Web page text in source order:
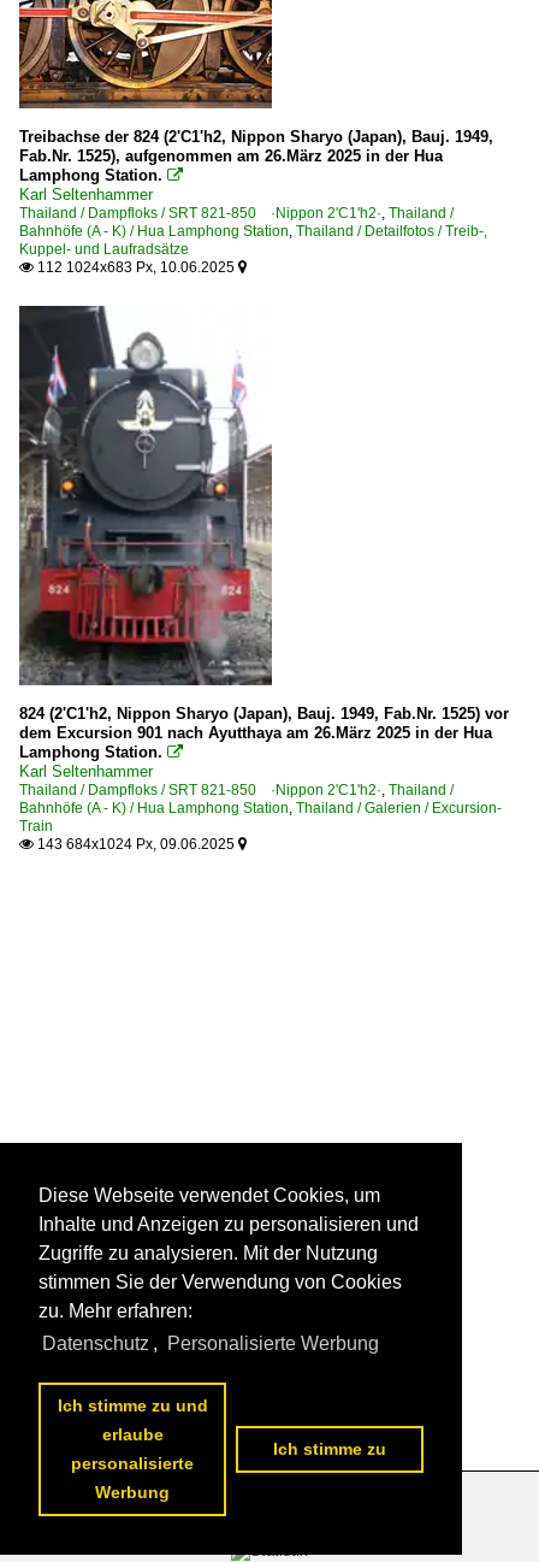
Treibachse der 824 (2'C1'h2, Nippon Sharyo (Japan), Bauj. 1949,
Fab.Nr. 1525), aufgenommen am 26.März 2025 in der Hua
Lamphong Station. 
Karl Seltenhammer
Thailand / Dampfloks / SRT 821-850 ·Nippon 2'C1'h2·, Thailand /
Bahnhöfe (A - K) / Hua Lamphong Station, Thailand / Detailfotos / Treib-,
Kuppel- und Laufradsätze
 112 1024x683 Px, 10.06.2025 
824 (2'C1'h2, Nippon Sharyo (Japan), Bauj. 1949, Fab.Nr. 1525) vor
dem Excursion 901 nach Ayutthaya am 26.März 2025 in der Hua
Lamphong Station. 
Karl Seltenhammer
Thailand / Dampfloks / SRT 821-850 ·Nippon 2'C1'h2·, Thailand /
Bahnhöfe (A - K) / Hua Lamphong Station, Thailand / Galerien / Excursion-
Train
 143 684x1024 Px, 09.06.2025 
Datenschutzerklärung
Diese Webseite verwendet Cookies, um
Inhalte und Anzeigen zu personalisieren und
Zugriffe zu analysieren. Mit der Nutzung
stimmen Sie der Verwendung von Cookies
zu. Mehr erfahren:
Datenschutz , Personalisierte Werbung
Ich stimme zu und
erlaube
personalisierte
Werbung
Ich stimme zu